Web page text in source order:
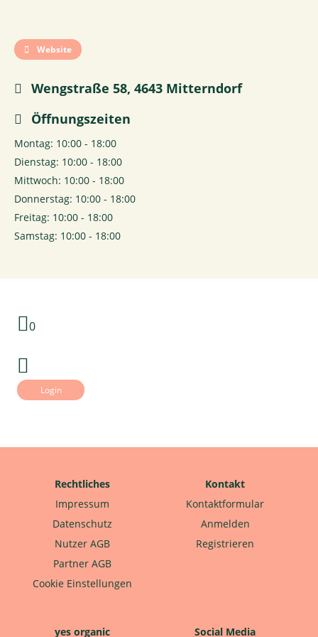
Website
Wengstraße 58, 4643 Mitterndorf
Öffnungszeiten
Montag: 10:00 - 18:00
Dienstag: 10:00 - 18:00
Mittwoch: 10:00 - 18:00
Donnerstag: 10:00 - 18:00
Freitag: 10:00 - 18:00
Samstag: 10:00 - 18:00
0
Login
Rechtliches
Impressum
Datenschutz
Nutzer AGB
Partner AGB
Cookie Einstellungen
Kontakt
Kontaktformular
Anmelden
Registrieren
yes organic Social Media